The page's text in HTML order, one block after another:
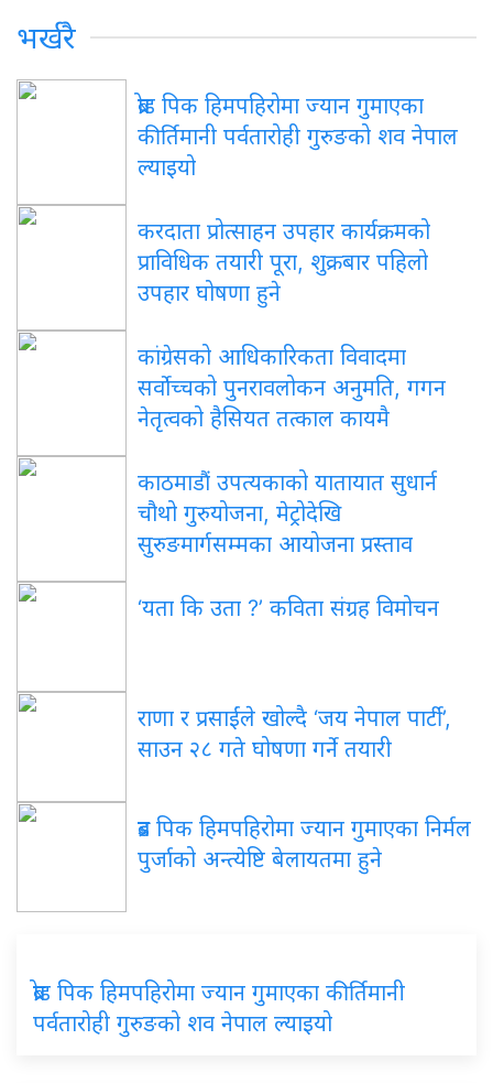
भर्खरै
ब्रोड पिक हिमपहिरोमा ज्यान गुमाएका
कीर्तिमानी पर्वतारोही गुरुङको शव नेपाल
ल्याइयो
करदाता प्रोत्साहन उपहार कार्यक्रमको
प्राविधिक तयारी पूरा, शुक्रबार पहिलो
उपहार घोषणा हुने
कांग्रेसको आधिकारिकता विवादमा
सर्वोच्चको पुनरावलोकन अनुमति, गगन
नेतृत्वको हैसियत तत्काल कायमै
काठमाडौं उपत्यकाको यातायात सुधार्न
चौथो गुरुयोजना, मेट्रोदेखि
सुरुङमार्गसम्मका आयोजना प्रस्ताव
‘यता कि उता ?’ कविता संग्रह विमोचन
राणा र प्रसाईंले खोल्दै ‘जय नेपाल पार्टी’,
साउन २८ गते घोषणा गर्ने तयारी
ब्रड पिक हिमपहिरोमा ज्यान गुमाएका निर्मल
पुर्जाको अन्त्येष्टि बेलायतमा हुने
ब्रोड पिक हिमपहिरोमा ज्यान गुमाएका कीर्तिमानी
पर्वतारोही गुरुङको शव नेपाल ल्याइयो